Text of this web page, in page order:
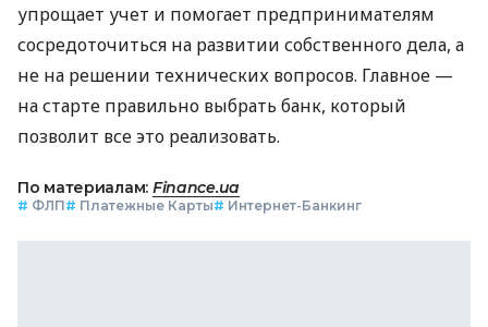
упрощает учет и помогает предпринимателям
сосредоточиться на развитии собственного дела, а
не на решении технических вопросов. Главное —
на старте правильно выбрать банк, который
позволит все это реализовать.
По материалам: Finance.ua
# ФЛП# Платежные Карты# Интернет-Банкинг